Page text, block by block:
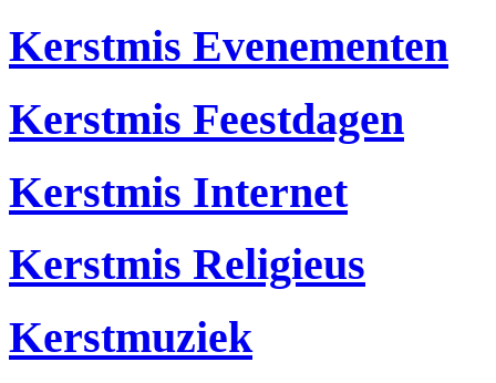
Kerstmis Evenementen
Kerstmis Feestdagen
Kerstmis Internet
Kerstmis Religieus
Kerstmuziek